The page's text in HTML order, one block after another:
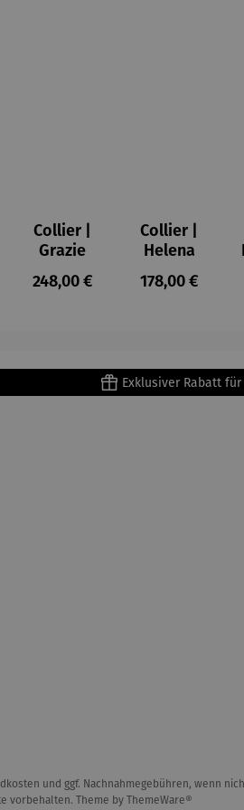
Collier |
Grazie
Regulärer Preis:
248,00 €
Collier |
Helena
Regulärer
178,00 €
Exklusiver Rabatt
und ggf. Nachnahmegebühren, wenn
vorbehalten. Theme by ThemeWare®